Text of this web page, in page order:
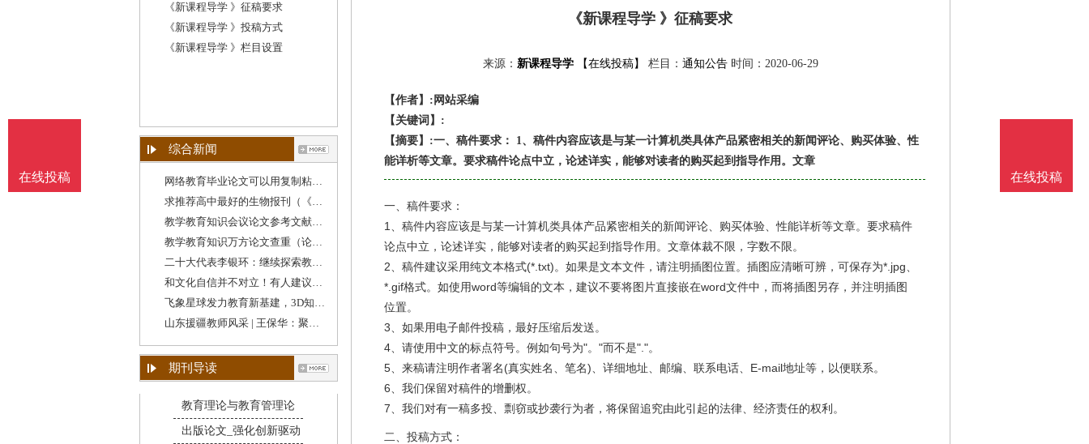
《新课程导学 》征稿要求
《新课程导学 》投稿方式
《新课程导学 》栏目设置
综合新闻
网络教育毕业论文可以用复制粘贴吗（学校教育
求推荐高中最好的生物报刊（《教育教学》期刊
教学教育知识会议论文参考文献格式（教育类论
教学教育知识万方论文查重（论文查重跟教学设
二十大代表李银环：继续探索教育教学方法，守
和文化自信并不对立！有人建议降低“英语教学
飞象星球发力教育新基建，3D知识图谱助力教学质
山东援疆教师风采 | 王保华：聚焦教学质量提升
期刊导读
教育理论与教育管理论
出版论文_强化创新驱动
《新课程导学 》征稿要求
来源： 新课程导学 【在线投稿】 栏目： 通知公告时间：2020-06-29
【作者】:网站采编
【关键词】:
【摘要】:一、稿件要求： 1、稿件内容应该是与某一计算机类具体产品紧密相关的新闻评论、购买体验、性
能详析等文章。要求稿件论点中立，论述详实，能够对读者的购买起到指导作用。文章
一、稿件要求：
1、稿件内容应该是与某一计算机类具体产品紧密相关的新闻评论、购买体验、性能详析等文章。要求稿件
论点中立，论述详实，能够对读者的购买起到指导作用。文章体裁不限，字数不限。
2、稿件建议采用纯文本格式(*.txt)。如果是文本文件，请注明插图位置。插图应清晰可辨，可保存为*.jpg、
*.gif格式。如使用word等编辑的文本，建议不要将图片直接嵌在word文件中，而将插图另存，并注明插图
位置。
3、如果用电子邮件投稿，最好压缩后发送。
4、请使用中文的标点符号。例如句号为"。"而不是"."。
5、来稿请注明作者署名(真实姓名、笔名)、详细地址、邮编、联系电话、E-mail地址等，以便联系。
6、我们保留对稿件的增删权。
7、我们对有一稿多投、剽窃或抄袭行为者，将保留追究由此引起的法律、经济责任的权利。
二、投稿方式：
在线投稿
在线投稿